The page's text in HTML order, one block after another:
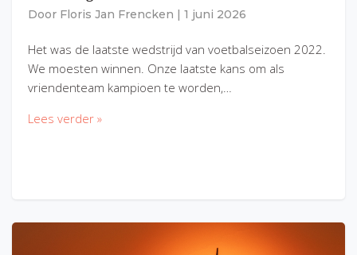
Door Floris Jan Frencken 1 juni 2026
Het was de laatste wedstrijd van voetbalseizoen 2022.
We moesten winnen. Onze laatste kans om als
vriendenteam kampioen te worden,…
Lees verder »